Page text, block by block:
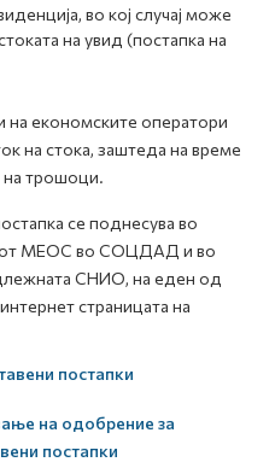
во кој случај може
на увид (постапка на
на економските оператори
на стока, заштеда на време
на трошоци.
се поднесува во
МЕОС во СОЦДАД и во
СНИО, на еден од
страницата на
постапки
на одобрение за
постапки